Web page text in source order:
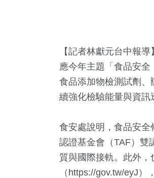
【記者林獻元台中報
應今年主題「食品安
食品添加物檢測試劑
續強化檢驗能量與資訊
食安處說明，食品安全
認證基金會（TAF）雙
質與國際接軌。此外，
（https://gov.tw/eyJ